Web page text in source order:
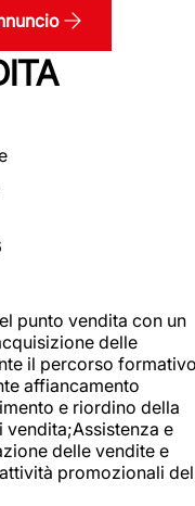
punto vendita con un
delle
il percorso
affiancamento
e riordino della
e
delle vendite e
promozionali del